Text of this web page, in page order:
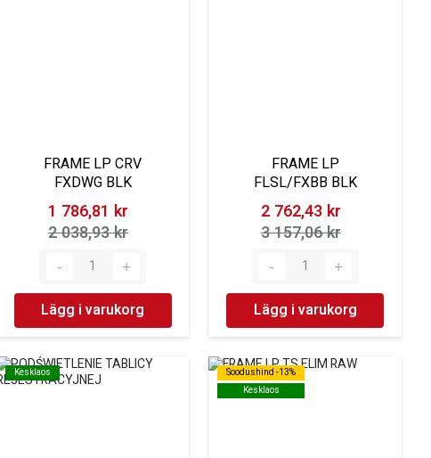
FRAME LP CRV
FXDWG BLK
1 786,81 kr‎
2 038,93 kr‎
Lägg i varukorg
FRAME LP
FLSL/FXBB BLK
2 762,43 kr‎
3 157,06 kr‎
Lägg i varukorg
Kesklaos
Kesklaos
Soodushind -13%
Kesklaos
Soodushind -13%
Kesklaos